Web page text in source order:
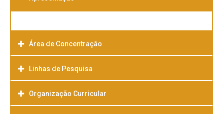
Área de Concentração
Linhas de Pesquisa
Organização Curricular